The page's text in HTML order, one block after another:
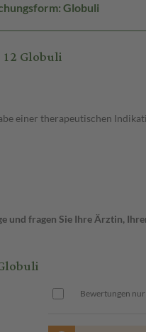
Globuli
Globuli
einer therapeutischen
und fragen Sie Ihre Ärztin,
Bewertungen